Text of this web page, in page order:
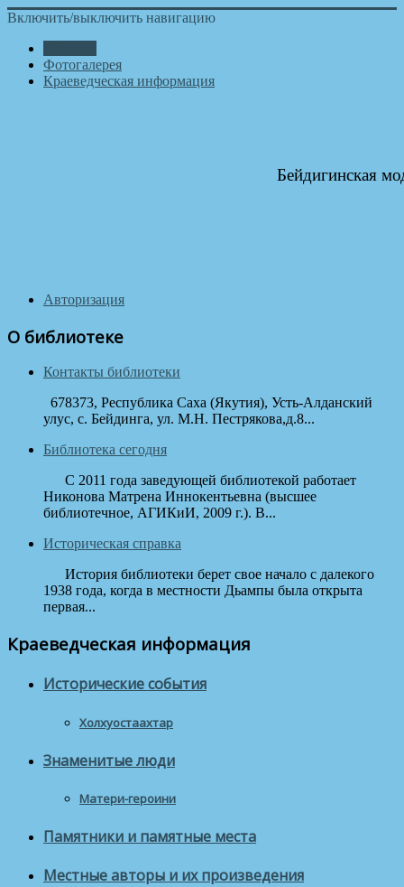
Включить/выключить навигацию
Фотогалерея
Краеведческая информация
Бейдигинская
Авторизация
О библиотеке
Контакты библиотеки
678373, Республика Саха (Якутия), Усть-Алданский
улус, с. Бейдинга, ул. М.Н. Пестрякова,д.8...
Библиотека сегодня
С 2011 года заведующей библиотекой работает
Никонова Матрена Иннокентьевна (высшее
библиотечное, АГИКиИ, 2009 г.). В...
Историческая справка
История библиотеки берет свое начало с далекого
1938 года, когда в местности Дьампы была открыта
первая...
Краеведческая информация
Исторические события
Холхуостаахтар
Знаменитые люди
Матери-героини
Памятники и памятные места
Местные авторы и их произведения